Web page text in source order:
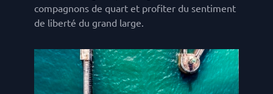
compagnons de quart et profiter du sentiment
de liberté du grand large.